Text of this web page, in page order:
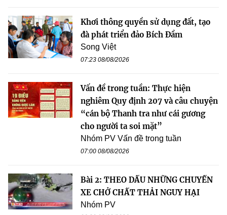
Khơi thông quyền sử dụng đất, tạo
đà phát triển đảo Bích Đầm
Song Việt
07:23 08/08/2026
Vấn đề trong tuần: Thực hiện
nghiêm Quy định 207 và câu chuyện
“cán bộ Thanh tra như cái gương
cho người ta soi mặt”
Nhóm PV Vấn đề trong tuần
07:00 08/08/2026
Bài 2: THEO DẤU NHỮNG CHUYẾN
XE CHỞ CHẤT THẢI NGUY HẠI
Nhóm PV